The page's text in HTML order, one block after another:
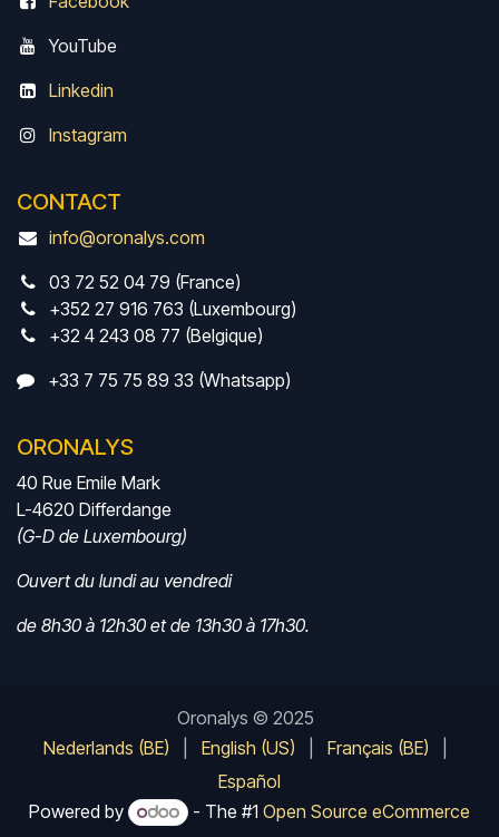
YouTube
Linkedin
Instagram
CONTACT
info@oronalys.com
03 72 52 04 79 (France)
+352 27 916 763 (Luxembourg)
+32 4 243 08 77 (Belgique)
+33 7 75 75 89 33 (Whatsapp)
ORONALYS
40 Rue Emile Mark
L-4620 Differdange
(G-D de Luxembourg)
Ouvert du lundi au vendredi
de 8h30 à 12h30 et de 13h30 à 17h30.
Oronalys © 2025
Nederlands (BE)
English (US) Français (BE)
Español
Powered by
- The #1Open Source eCommerce